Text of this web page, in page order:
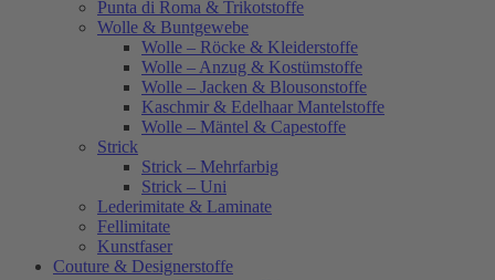
Punta di Roma & Trikotstoffe
Wolle & Buntgewebe
Wolle – Röcke & Kleiderstoffe
Wolle – Anzug & Kostümstoffe
Wolle – Jacken & Blousonstoffe
Kaschmir & Edelhaar Mantelstoffe
Wolle – Mäntel & Capestoffe
Strick
Strick – Mehrfarbig
Strick – Uni
Lederimitate & Laminate
Fellimitate
Kunstfaser
Couture & Designerstoffe